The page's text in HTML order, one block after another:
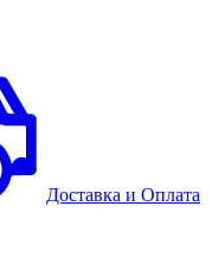
Доставка и Оплата